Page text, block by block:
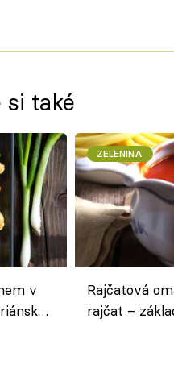
si také
v
ZELENINA
Rajčatová
rajčat –